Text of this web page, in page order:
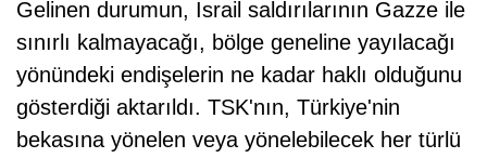
Gelinen durumun, İsrail saldırılarının Gazze ile
sınırlı kalmayacağı, bölge geneline yayılacağı
yönündeki endişelerin ne kadar haklı olduğunu
gösterdiği aktarıldı. TSK'nın, Türkiye'nin
bekasına yönelen veya yönelebilecek her türlü